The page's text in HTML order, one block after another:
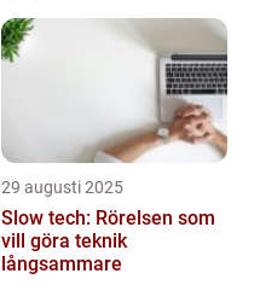
29 augusti 2025
Slow tech: Rörelsen som
vill göra teknik
långsammare